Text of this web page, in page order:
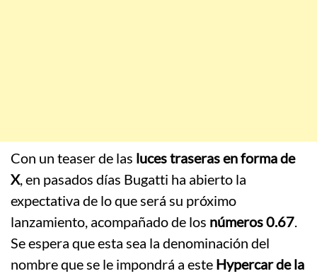
Con un teaser de las luces traseras en forma de
X, en pasados días Bugatti ha abierto la
expectativa de lo que será su próximo
lanzamiento, acompañado de los números 0.67.
Se espera que esta sea la denominación del
nombre que se le impondrá a este Hypercar de la